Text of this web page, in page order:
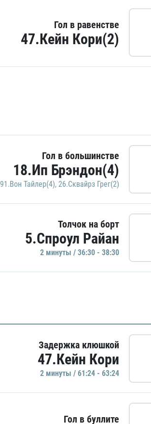
Гол в равенстве
47.Кейн Кори(2)
Гол в большинстве
18.Ип Брэндон(4)
91.Вон Тайлер(4), 26.Сквайрз Грег(2)
Толчок на борт
5.Спроул Райан
2 минуты / 36:30 - 38:30
Задержка клюшкой
47.Кейн Кори
2 минуты / 61:24 - 63:24
Гол в буллите